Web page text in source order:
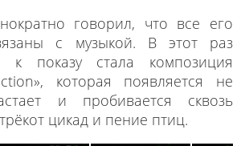
говорил, что все его
с музыкой. В этот раз
к показу стала композиция
которая появляется не
и пробивается сквозь
цикад и пение птиц.